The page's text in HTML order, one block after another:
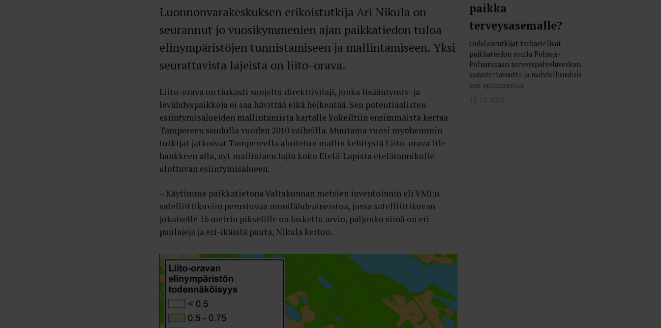
Luonnonvarakeskuksen erikoistutkija Ari Nikula on
seurannut jo vuosikymmenien ajan paikkatiedon tuloa
elinympäristöjen tunnistamiseen ja mallintamiseen. Yksi
seurattavista lajeista on liito-orava.
Liito-orava on tiukasti suojeltu direktiivilaji, jonka lisääntymis- ja
levähdyspaikkoja ei saa hävittää eikä heikentää. Sen potentiaalisten
esiintymisalueiden mallintamista kartalle kokeiltiin ensimmäistä kertaa
Tampereen seudulla vuoden 2010 vaiheilla. Muutama vuosi myöhemmin
tutkijat jatkoivat Tampereella aloitetun mallin kehitystä Liito-orava life -
hankkeen alla, nyt mallintaen lajin koko Etelä-Lapista etelärannikolle
ulottuvan esiintymisalueen.
– Käytimme paikkatietona Valtakunnan metsien inventoinnin eli VMI:n
satelliittikuviin perustuvaa monilähdeaineistoa, jossa satelliittikuvan
jokaiselle 16 metrin pikselille on laskettu arvio, paljonko siinä on eri
puulajeja ja eri-ikäistä puuta, Nikula kertoo.
paikka
terveysasemalle?
Oululaistutkijat tarkastelivat
paikkatiedon avulla Pohjois-
Pohjanmaan terveyspalveluverkon
saavutettavuutta ja mahdollisuuksia
sen optimointiin.